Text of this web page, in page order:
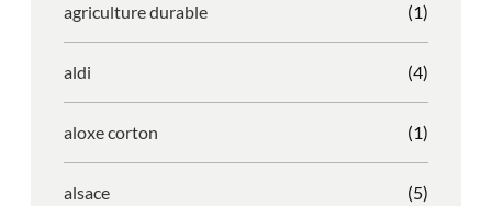
agriculture durable (1)
aldi (4)
aloxe corton (1)
alsace (5)